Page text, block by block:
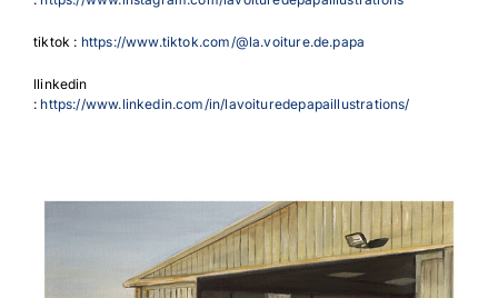
tiktok : https://www.tiktok.com/@la.voiture.de.papa
llinkedin
: https://www.linkedin.com/in/lavoituredepapaillustrations/